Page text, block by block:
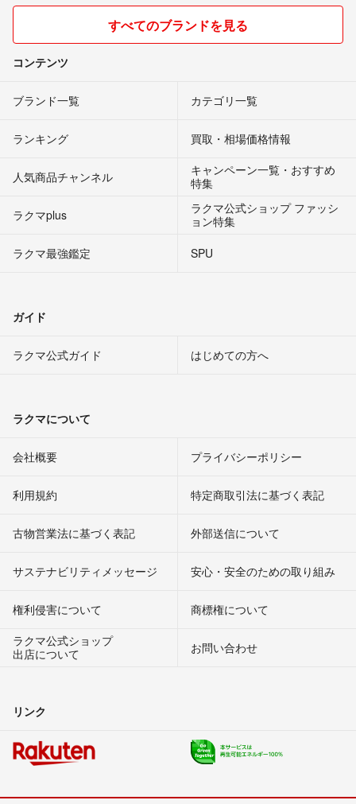
すべてのブランドを見る
コンテンツ
ブランド一覧 カテゴリ一覧
ランキング 買取・相場価格情報
人気商品チャンネル
キャンペーン一覧・おすすめ
特集
ラクマplus
ラクマ公式ショップ ファッシ
ョン特集
ラクマ最強鑑定
SPU
ガイド
ラクマ公式ガイド はじめての方へ
ラクマについて
会社概要 プライバシーポリシー
利用規約 特定商取引法に基づく表記
古物営業法に基づく表記 外部送信について
サステナビリティメッセージ 安心・安全のための取り組み
権利侵害について
商標権について
ラクマ公式ショップ
出店について
お問い合わせ
リンク